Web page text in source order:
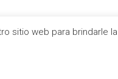
sitio web para brindarle